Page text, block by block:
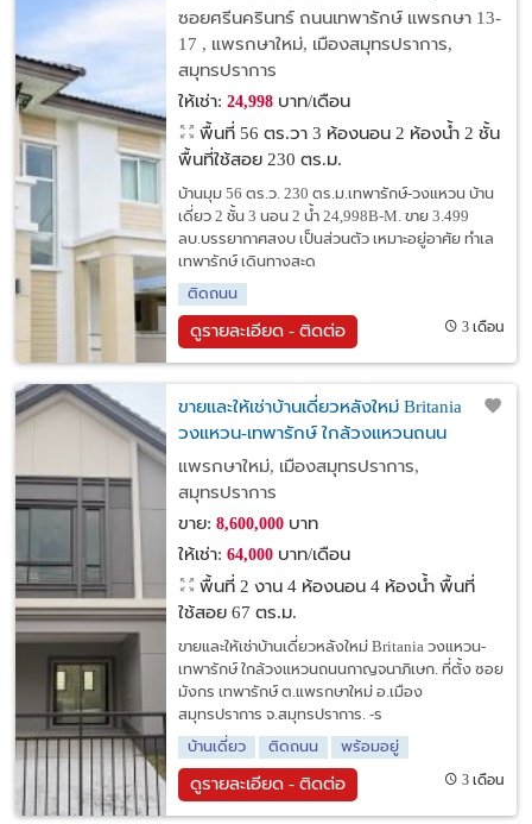
วงแหวน บ้านเดี่ยว 2 ชั้น 3 นอน 2 น้ำ
ซอยศรีนครินทร์ ถนนเทพารักษ์ แพรกษา 13-
17 , แพรกษาใหม่, เมืองสมุทรปราการ,
สมุทรปราการ
ให้เช่า: 24,998บาท/เดือน
พื้นที่ 56 ตร.วา 3 ห้องนอน 2 ห้องน้ำ 2 ชั้น
พื้นที่ใช้สอย 230 ตร.ม.
บ้านมุม 56 ตร.ว. 230 ตร.ม.เทพารักษ์-วงแหวน บ้าน
เดี่ยว 2 ชั้น 3 นอน 2 น้ำ 24,998B-M. ขาย 3.499
ลบ.บรรยากาศสงบ เป็นส่วนตัว เหมาะอยู่อาศัย ทำเล
เทพารักษ์ เดินทางสะด
ติดถนน
ดูรายละเอียด - ติดต่อ 3 เดือน
ขายและให้เช่าบ้านเดี่ยวหลังใหม่ Britania
วงแหวน-เทพารักษ์ ใกล้วงแหวนถนน
กาญจนาภิเษก สมุทรปราการ.
แพรกษาใหม่, เมืองสมุทรปราการ,
สมุทรปราการ
ขาย: 8,600,000บาท
ให้เช่า: 64,000บาท/เดือน
พื้นที่ 2 งาน 4 ห้องนอน 4 ห้องน้ำ พื้นที่
ใช้สอย 67 ตร.ม.
ขายและให้เช่าบ้านเดี่ยวหลังใหม่ Britania วงแหวน-
เทพารักษ์ ใกล้วงแหวนถนนกาญจนาภิเษก. ที่ตั้ง ซอย
มังกร เทพารักษ์ ต.แพรกษาใหม่ อ.เมือง
สมุทรปราการ จ.สมุทรปราการ. -ร
บ้านเดี่ยว
ติดถนน พร้อมอยู่
ดูรายละเอียด - ติดต่อ 3 เดือน